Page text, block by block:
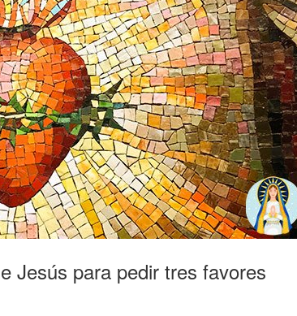
Jesús para pedir tres favores